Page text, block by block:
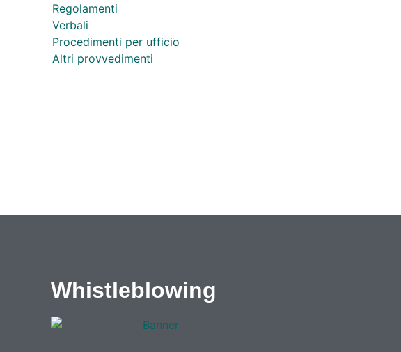
Regolamenti
Verbali
Procedimenti per ufficio
Altri provvedimenti
Whistleblowing